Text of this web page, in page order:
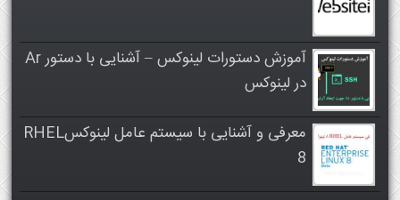
آموزش دستورات لینوکس – آشنایی با دستور Ar
در لینوکس
معرفی و آشنایی با سیستم عامل لینوکسRHEL
8